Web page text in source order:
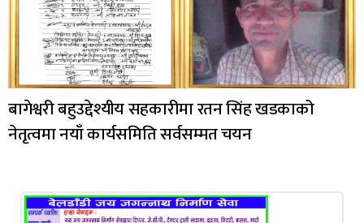
बागेश्वरी बहुउद्देश्यीय सहकारीमा रतन सिंह खडकाको
नेतृत्वमा नयाँ कार्यसमिति सर्वसम्मत चयन